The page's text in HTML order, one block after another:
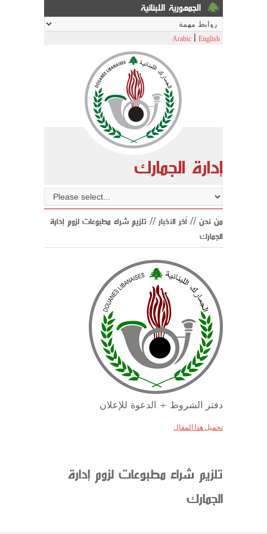
الجمهورية اللبنانية
Arabic English
إدارة الجمارك
من نحن // اّخر الأخبار// تلزيم شراء مطبوعات لزوم إدارة
الجمارك
دفتر الشروط + الدعوة للإعلان
تحميل هذا المقال
تلزيم شراء مطبوعات لزوم إدارة
الجمارك